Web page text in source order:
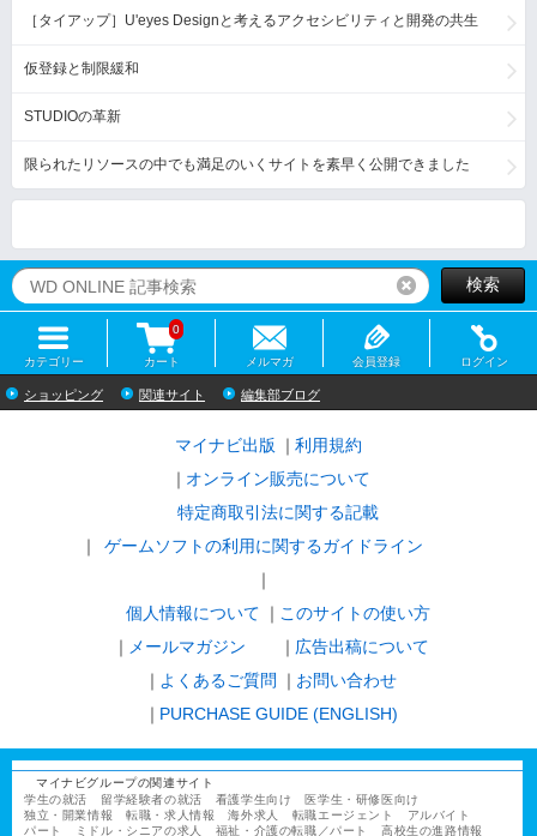
［タイアップ］U'eyes Designと考えるアクセシビリティと開発の共生
仮登録と制限緩和
STUDIOの革新
限られたリソースの中でも満足のいくサイトを素早く公開できました
リセット検索
カテゴリー カート
0
メルマガ 会員登録 ログイン
ショッピング 関連サイト 編集部ブログ
マイナビ出版
利用規約
オンライン販売について
特定商取引法に関する記載
ゲームソフトの利用に関するガイドライン
｜
個人情報について
このサイトの使い方
メールマガジン
広告出稿について
よくあるご質問
お問い合わせ
PURCHASE GUIDE (ENGLISH)
マイナビグループの関連サイト
学生の就活
留学経験者の就活 看護学生向け
医学生・研修医向け
独立・開業情報
転職・求人情報 海外求人 転職エージェント
アルバイト
パート
ミドル・シニアの求人 福祉・介護の転職／パート 高校生の進路情報